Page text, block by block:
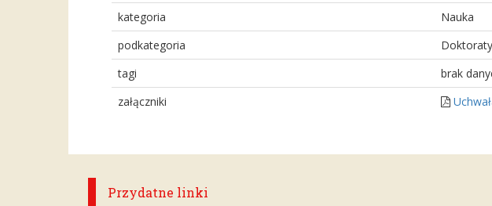
kategoria
Nauka
podkategoria
Doktoraty
tagi
brak
załączniki
Przydatne linki